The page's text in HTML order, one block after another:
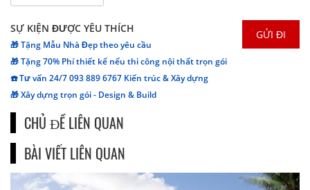
SỰ KIỆN ĐƯỢC YÊU THÍCH
🎁 Tặng Mẫu Nhà Đẹp theo yêu cầu
🎁 Tặng 70% Phí thiết kế nếu thi công nội thất trọn gói
☎️ Tư vấn 24/7 093 889 6767 Kiến trúc & Xây dựng
🎁 Xây dựng trọn gói - Design & Build
CHỦ ĐỀ LIÊN QUAN
BÀI VIẾT LIÊN QUAN